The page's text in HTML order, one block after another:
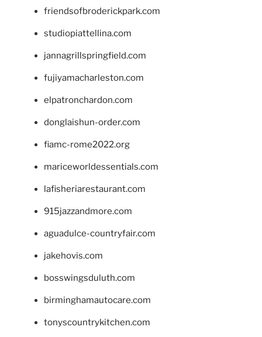
friendsofbroderickpark.com
studiopiattellina.com
jannagrillspringfield.com
fujiyamacharleston.com
elpatronchardon.com
donglaishun-order.com
fiamc-rome2022.org
mariceworldessentials.com
lafisheriarestaurant.com
915jazzandmore.com
aguadulce-countryfair.com
jakehovis.com
bosswingsduluth.com
birminghamautocare.com
tonyscountrykitchen.com